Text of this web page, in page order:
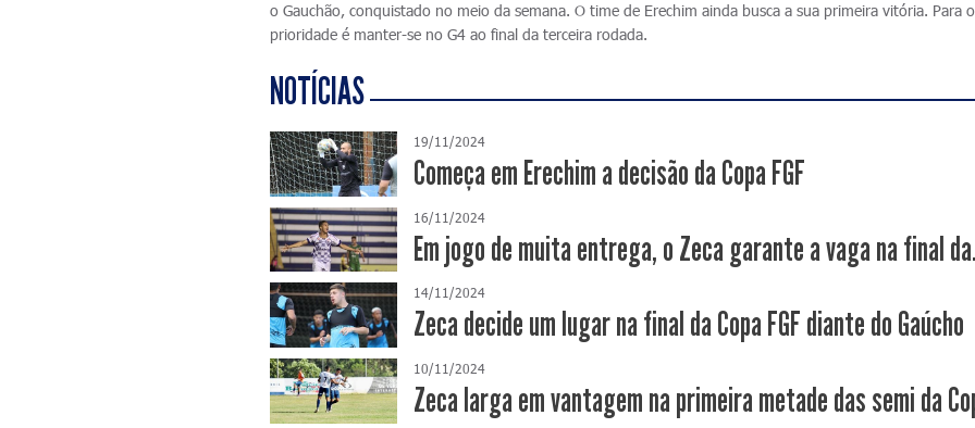
o Gauchão, conquistado no meio da semana. O time de Erechim ainda busca a sua primeira vitória. Para
prioridade é manter-se no G4 ao final da terceira rodada.
NOTÍCIAS
19/11/2024
Começa em Erechim a decisão da Copa FGF
16/11/2024
Em jogo de muita entrega, o Zeca garante a vaga na final
14/11/2024
Zeca decide um lugar na final da Copa FGF diante do Gaúcho
10/11/2024
Zeca larga em vantagem na primeira metade das semi da